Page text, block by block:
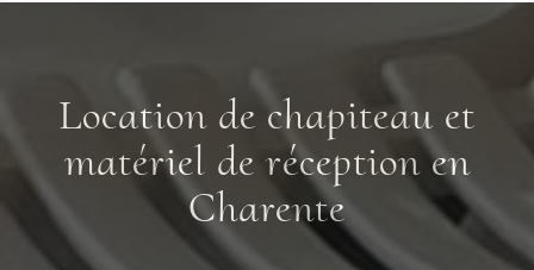
Location de chapiteau et
matériel de réception en
Charente